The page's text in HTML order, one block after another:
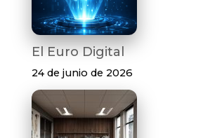
El Euro Digital
24 de junio de 2026